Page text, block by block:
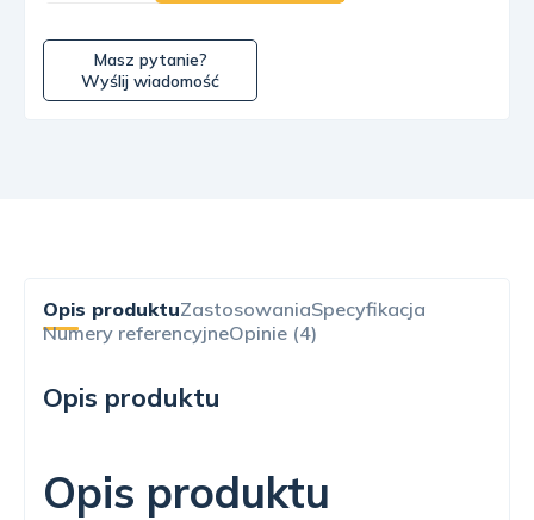
Masz pytanie?
Wyślij wiadomość
Opis produktuZastosowaniaSpecyfikacja
Numery referencyjneOpinie (4)
Opis produktu
Opis produktu